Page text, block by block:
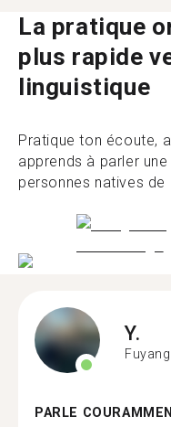
La pratique
plus rapide
linguistique
Pratique ton écoute,
apprends à parler
personnes natives
Y.
Fuyang
PARLE